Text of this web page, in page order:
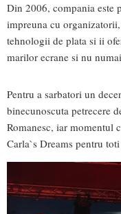
Din 2006, compania este
impreuna cu
tehnologii de plata si ii
marilor ecrane si nu
Pentru a sarbatori un
binecunoscuta petrecere
Romanesc, iar momentul
Carla`s Dreams pentru